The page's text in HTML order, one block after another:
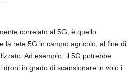
correlato al 5G, è quello
la rete 5G in campo agricolo, al fine di
Ad esempio, il 5G potrebbe
in grado di scansionare in volo i